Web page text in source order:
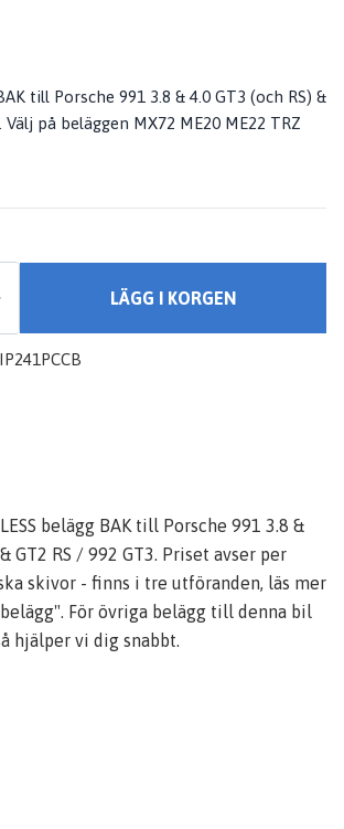
till Porsche 991 3.8 & 4.0 GT3 (och RS) &
Välj på beläggen MX72 ME20 ME22 TRZ
LÄGG I KORGEN
belägg BAK till Porsche 991 3.8 &
GT2 RS / 992 GT3. Priset avser per
skivor - finns i tre utföranden, läs mer
För övriga belägg till denna bil
hjälper vi dig snabbt.